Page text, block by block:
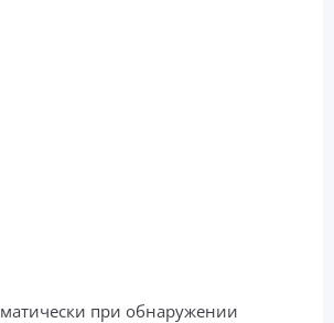
при обнаружении